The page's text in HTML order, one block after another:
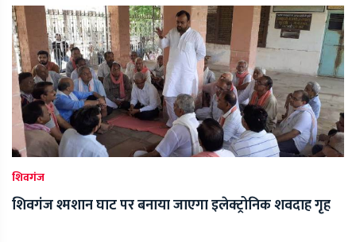
शिवगंज
शिवगंज श्मशान घाट पर बनाया जाएगा इलेक्ट्रोनिक शवदाह गृह